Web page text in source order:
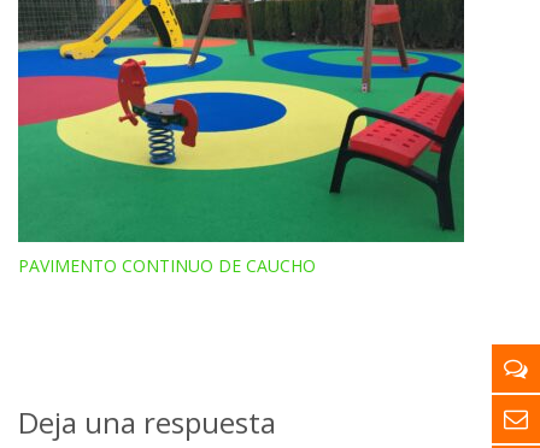
PAVIMENTO CONTINUO DE CAUCHO
Deja una respuesta